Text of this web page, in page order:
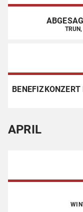
APRIL